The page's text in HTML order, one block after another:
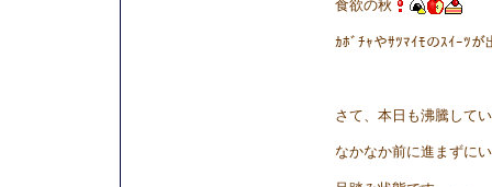
食欲の秋
ｶﾎﾞﾁｬやｻﾂﾏｲﾓのｽｲｰﾂ
さて、本日も沸騰して
なかなか前に進まずに